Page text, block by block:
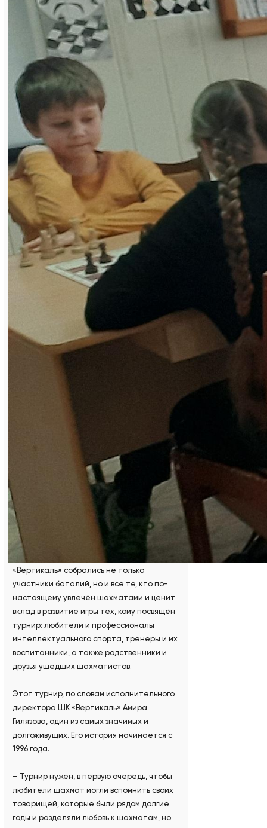
«Магнезите», – на третьем месте с пятью
очками. Ещё четверо участников
сравнялись по очкам с бронзовым
призёром, но он опередил их с учётом
дополнительных показателей. Призовыми
были восемь соревновательных позиций, и
замкнул этот список ветеран
«Магнезита» Валерий Кичигин, набравший
4,5 очка. Столько же у нашего ветерана
Юрия Берестеня, но до призового места
ему не хватило «довеска» в виде
дополнительных показателей, и его
позиция в турнирной таблице под номером
12. Ветеран предприятия Александр
Немчинов, набрав 4 очка, занял 19-ю
строчку турнирной таблицы.
Лидером среди ветеранов-мужчин «де
факто» стал Владимир Ендеров, но
поскольку он получил призовые в общем
зачёте, победителем в этой возрастной
категории был признан житель Бакала
Николай Гурьянов, набравший 4,5 – на пол-
очка меньше. Среди женщин в этой
возрастной группе лидерство за собой
закрепила ветеран «Магнезита» Татьяна
Маргарита Дубовикова (Сатка), на втором
– гостья турнира Виктория Ананьина.
Результаты и призы – не самая главная
часть события. Этот турнир можно назвать
самым тёплым из тех, что проходят в
Сатке, ведь он всегда согрет
воспоминаниями родных и близких о
шахматистах, которых уже нет с нами. Вот
и на этот раз в большом зале клуба
«Вертикаль» собрались не только
участники баталий, но и все те, кто по-
настоящему увлечён шахматами и ценит
вклад в развитие игры тех, кому посвящён
турнир: любители и профессионалы
интеллектуального спорта, тренеры и их
воспитанники, а также родственники и
друзья ушедших шахматистов.
Этот турнир, по словам исполнительного
директора ШК «Вертикаль» Амира
Гилязова, один из самых значимых и
долгоживущих. Его история начинается с
1996 года.
– Турнир нужен, в первую очередь, чтобы
любители шахмат могли вспомнить своих
товарищей, которые были рядом долгие
годы и разделяли любовь к шахматам, но